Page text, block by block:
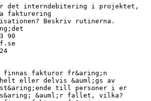
det interndebitering i projektet,
fakturering
Beskriv rutinerna.
90
finnas fakturor fr&aring;n
helt eller delvis &auml;gs av
till personer i er
s&aring; &auml;r fallet, vilka?